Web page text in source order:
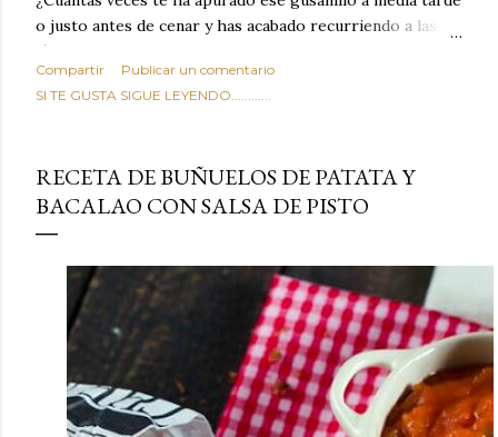
o justo antes de cenar y has acabado recurriendo a las
típicas patatas de bolsa, frutos secos fritos o snacks
ultraprocesados llenos de grasas saturadas y sodio?
Todos hemos estado ahí. Sin embargo, cuidarse no tiene
satisface. Estas alubias crujientes al horno van a cambiar
por completo tu forma de ver las legumbres. Olvídate de
asociar las alubias únicamente a los guisos tradicionales y
revolucionaria, transformaremos un ingrediente tan
humilde como la alubia de La Bañeza en un snack ligero,
dorado, cargado de proteína y 100% natural. Es el
sustituto perfecto a los frutos se...
Compartir
Publicar un comentario
SI TE GUSTA SIGUE LEYENDO............
RECETA DE BUÑUELOS DE PATATA Y
BACALAO CON SALSA DE PISTO